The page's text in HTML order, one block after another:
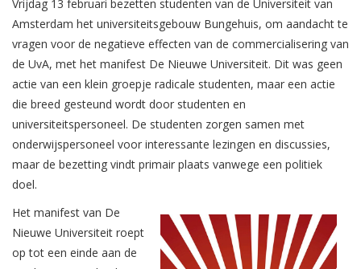
Vrijdag 13 februari bezetten studenten van de Universiteit van
Amsterdam het universiteitsgebouw Bungehuis, om aandacht te
vragen voor de negatieve effecten van de commercialisering van
de UvA, met het manifest De Nieuwe Universiteit. Dit was geen
actie van een klein groepje radicale studenten, maar een actie
die breed gesteund wordt door studenten en
universiteitspersoneel. De studenten zorgen samen met
onderwijspersoneel voor interessante lezingen en discussies,
maar de bezetting vindt primair plaats vanwege een politiek
doel.
Het manifest van De
Nieuwe Universiteit roept
op tot een einde aan de